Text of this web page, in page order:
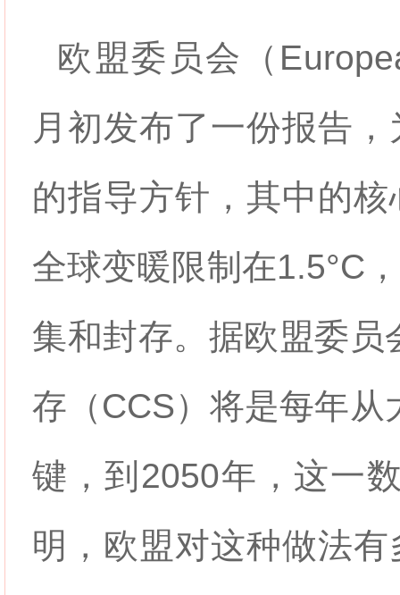
欧盟委员会（
月初发布了一份报告
的指导方针，其中的
全球变暖限制在1.5°C
集和封存。据欧盟委
存（CCS）将是每年从
键，到2050年，这一
明，欧盟对这种做法